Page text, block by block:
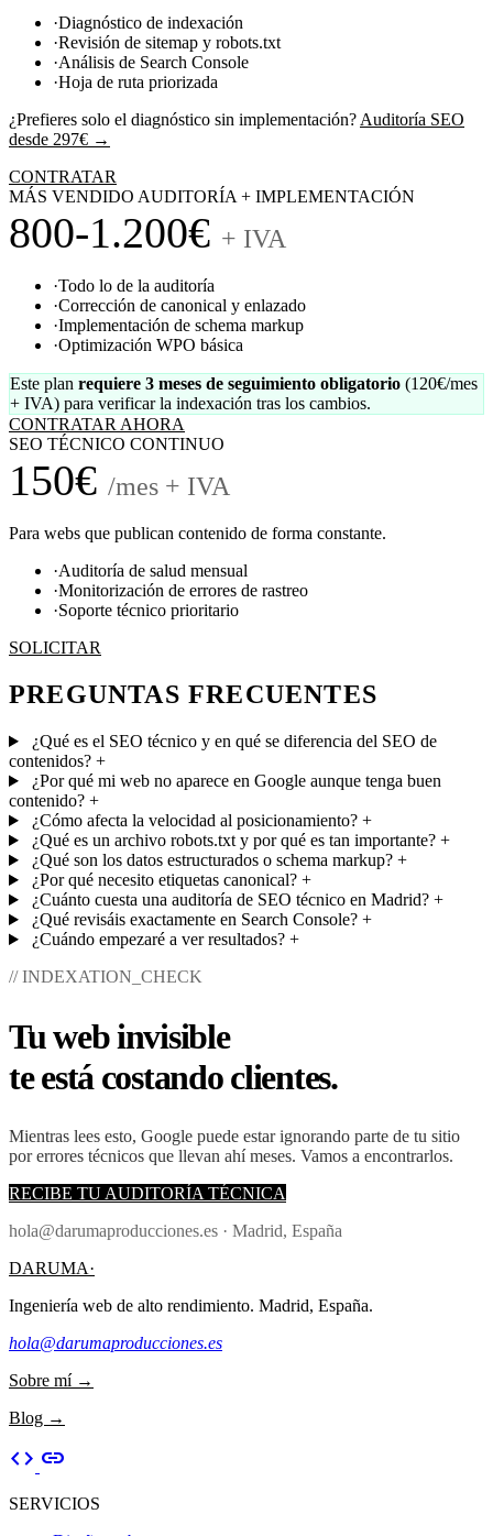
·Diagnóstico de indexación
·Revisión de sitemap y robots.txt
·Análisis de Search Console
·Hoja de ruta priorizada
¿Prefieres solo el diagnóstico sin implementación? Auditoría SEO
desde 297€ →
CONTRATAR
MÁS VENDIDO AUDITORÍA + IMPLEMENTACIÓN
800-1.200€ + IVA
·Todo lo de la auditoría
·Corrección de canonical y enlazado
·Implementación de schema markup
·Optimización WPO básica
Este plan requiere 3 meses de seguimiento obligatorio (120€/mes
+ IVA) para verificar la indexación tras los cambios.
CONTRATAR AHORA
SEO TÉCNICO CONTINUO
150€ /mes + IVA
Para webs que publican contenido de forma constante.
·Auditoría de salud mensual
·Monitorización de errores de rastreo
·Soporte técnico prioritario
SOLICITAR
PREGUNTAS FRECUENTES
¿Qué es el SEO técnico y en qué se diferencia del SEO de
contenidos? +
¿Por qué mi web no aparece en Google aunque tenga buen
contenido? +
¿Cómo afecta la velocidad al posicionamiento? +
¿Qué es un archivo robots.txt y por qué es tan importante? +
¿Qué son los datos estructurados o schema markup? +
¿Por qué necesito etiquetas canonical? +
¿Cuánto cuesta una auditoría de SEO técnico en Madrid? +
¿Qué revisáis exactamente en Search Console? +
¿Cuándo empezaré a ver resultados? +
// INDEXATION_CHECK
Tu web invisible
te está costando clientes.
Mientras lees esto, Google puede estar ignorando parte de tu sitio
por errores técnicos que llevan ahí meses. Vamos a encontrarlos.
RECIBE TU AUDITORÍA TÉCNICA
hola@darumaproducciones.es · Madrid, España
DARUMA·
Ingeniería web de alto rendimiento. Madrid, España.
hola@darumaproducciones.es
Sobre mí →
Blog →
code link
SERVICIOS